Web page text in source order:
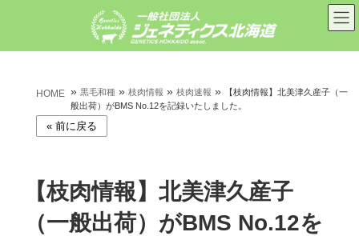
ン
ー
HOME »黒毛和種 »枝肉情報 »枝肉速報 »
【枝肉情報】北美津久産子（一
般出荷）がBMS No.12を記録いたしました。
【枝肉情報】北美津久産子
（一般出荷）がBMS No.12を